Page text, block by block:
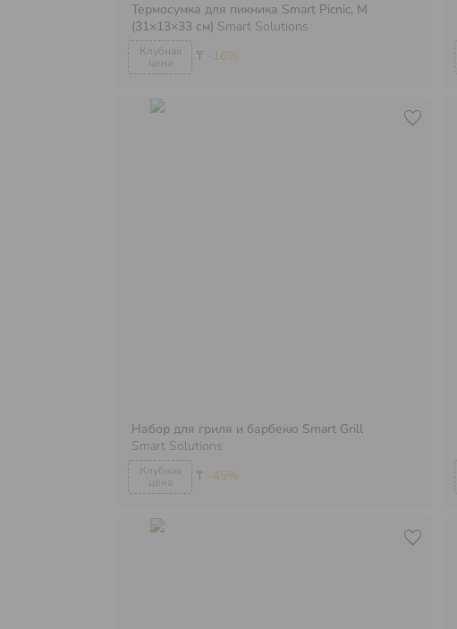
₸ -16%
Термосумка для пикника Smart Picnic, M
(31×13×33 см) Smart Solutions
₸ -45%
Набор для гриля и барбекю Smart Grill
Smart Solutions